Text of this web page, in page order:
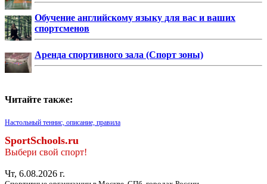
Обучение английскому языку для вас и ваших
спортсменов
Аренда спортивного зала (Спорт зоны)
Читайте также:
Настольный теннис, описание, правила
SportSchools.ru
Выбери свой спорт!
Чт, 6.08.2026 г.